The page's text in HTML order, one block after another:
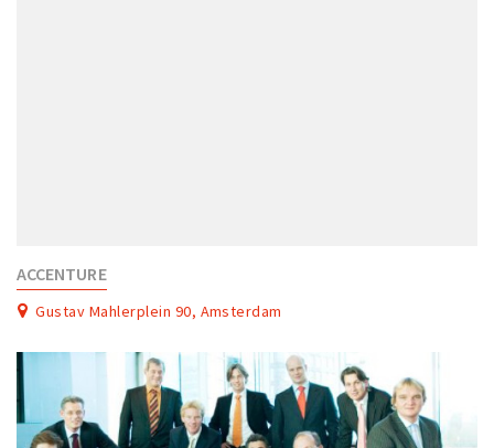
ACCENTURE
Gustav Mahlerplein 90, Amsterdam